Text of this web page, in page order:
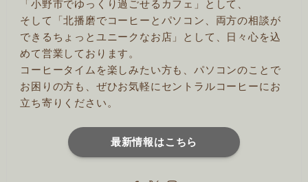
「小野市でゆっくり過ごせるカフェ」として、
そして「北播磨でコーヒーとパソコン、両方の相談が
できるちょっとユニークなお店」として、日々心を込
めて営業しております。
コーヒータイムを楽しみたい方も、パソコンのことで
お困りの方も、ぜひお気軽にセントラルコーヒーにお
立ち寄りください。
最新情報はこちら